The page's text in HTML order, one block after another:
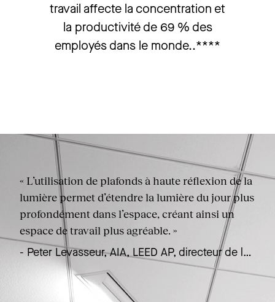
travail affecte la concentration et
la productivité de 69 % des
employés dans le monde..****
« L’utilisation de plafonds à haute réflexion de la
lumière permet d’étendre la lumière du jour plus
profondément dans l’espace, créant ainsi un
espace de travail plus agréable. »
- Peter Levasseur, AIA, LEED AP, directeur de la
conception durable, EwingCole